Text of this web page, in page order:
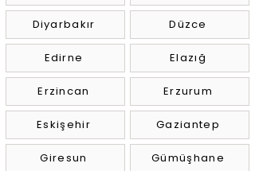
Diyarbakır
Edirne
Erzincan
Eskişehir
Giresun
Düzce
Elazığ
Erzurum
Gaziantep
Gümüşhane